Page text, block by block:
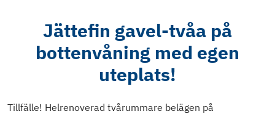
Jättefin gavel-tvåa på
bottenvåning med egen
uteplats!
Tillfälle! Helrenoverad tvårummare belägen på